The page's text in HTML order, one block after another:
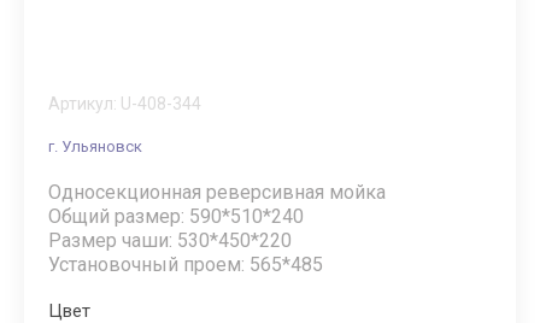
Артикул: U-408-344
г. Ульяновск
Односекционная реверсивная мойка
Общий размер: 590*510*240
Размер чаши: 530*450*220
Установочный проем: 565*485
Цвет